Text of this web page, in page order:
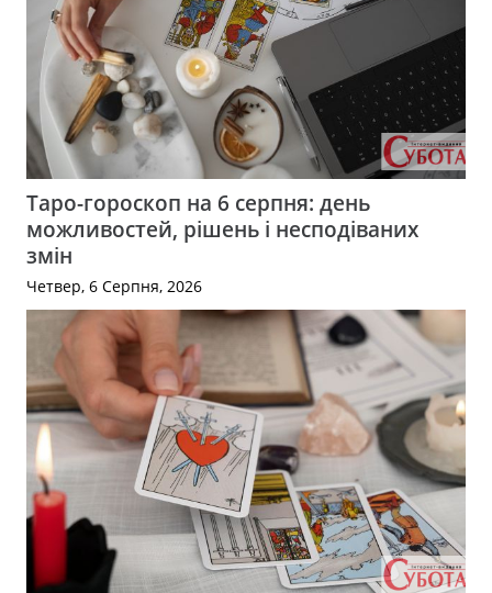
Таро-гороскоп на 6 серпня: день
можливостей, рішень і несподіваних
змін
Четвер, 6 Серпня, 2026